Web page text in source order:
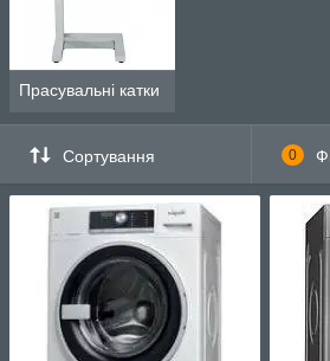
Прасувальні катки
Сортування 0